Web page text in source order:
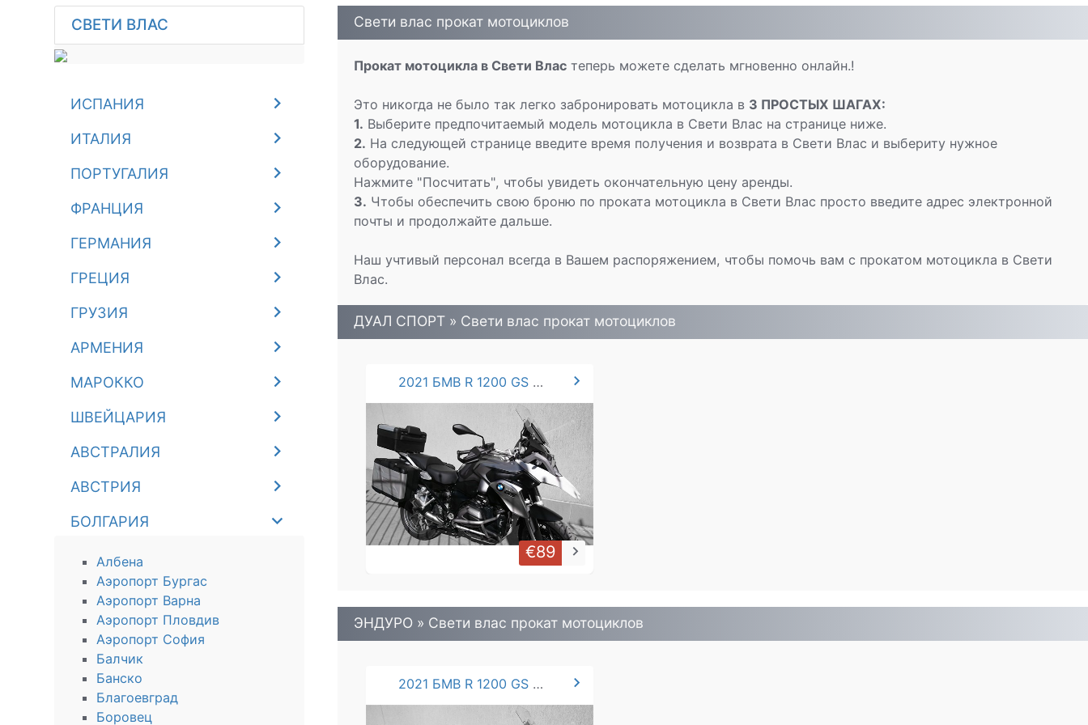
СВЕТИ ВЛАС
ИСПАНИЯ
ИТАЛИЯ
ПОРТУГАЛИЯ
ФРАНЦИЯ
ГЕРМАНИЯ
ГРЕЦИЯ
ГРУЗИЯ
АРМЕНИЯ
МАРОККО
ШВЕЙЦАРИЯ
АВСТРАЛИЯ
АВСТРИЯ
БОЛГАРИЯ
Албена
Аэропорт Бургас
Аэропорт Варна
Аэропорт Пловдив
Аэропорт София
Балчик
Банско
Благоевград
Боровец
Свети влас прокат мотоциклов
Прокат мотоцикла в Свети Властеперь можете сделать мгновенно онлайн.!
Это никогда не было так легко забронировать мотоцикла в 3 ПРОСТЫХ ШАГАХ:
1. Выберите предпочитаемый модель мотоцикла в Свети Влас на странице ниже.
2. На следующей странице введите время получения и возврата в Свети Влас и выбериту нужное
оборудование.
Нажмите "Посчитать", чтобы увидеть окончательную цену аренды.
3. Чтобы обеспечить свою броню по проката мотоцикла в Свети Влас просто введите адрес электронной
почты и продолжайте дальше.
Наш учтивый персонал всегда в Вашем распоряжением, чтобы помочь вам с прокатом мотоцикла в Свети
Влас.
ДУАЛ СПОРТ » Свети влас прокат мотоциклов
2021 БМВ R 1200 GS .LC 125 hp chevron_right
€89 keyboard_arrow_right
ЭНДУРО » Свети влас прокат мотоциклов
2021 БМВ R 1200 GS .LC 125 hp chevron_right